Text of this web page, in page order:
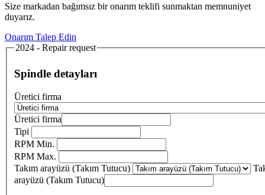
Size markadan bağımsız bir onarım teklifi sunmaktan memnuniyet
duyarız.
Onarım Talep Edin
2024 - Repair request
Spindle detayları
Üretici firma
Üretici firma
Tipi
RPM Min.
RPM Max.
Takım arayüzü (Takım Tutucu)
arayüzü (Takım Tutucu)